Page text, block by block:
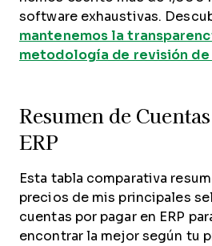
software exhaustivas.
mantenemos la
metodología de revisión
Resumen de
ERP
Esta tabla comparativa
precios de mis principales
cuentas por pagar en ERP
encontrar la mejor según tu